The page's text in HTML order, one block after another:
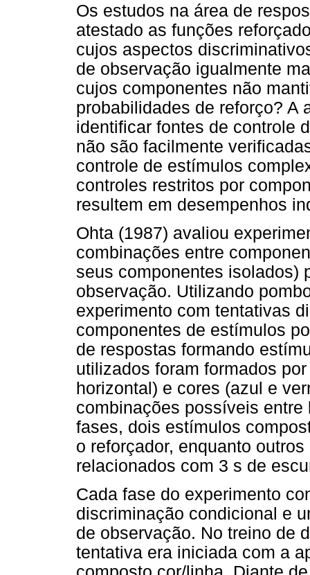
Os estudos na área de
atestado as funções
cujos aspectos
de observação igualmente
cujos componentes não
probabilidades de reforço? A
identificar fontes de controle
não são facilmente
controle de estímulos
controles restritos por
resultem em desempenhos
Ohta (1987) avaliou
combinações entre
seus componentes isolados)
observação. Utilizando
experimento com tentativas
componentes de estímulos
de respostas formando
utilizados foram formados
horizontal) e cores (azul e
combinações possíveis
fases, dois estímulos
o reforçador, enquanto
relacionados com 3 s de
Cada fase do experimento
discriminação condicional e
de observação. No treino de
tentativa era iniciada com a